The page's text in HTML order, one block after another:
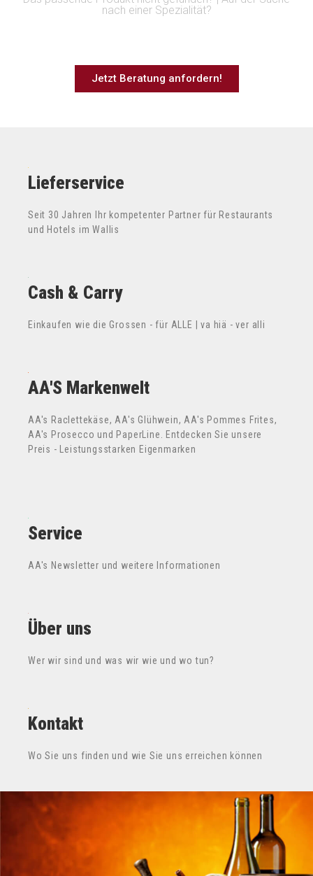
nach einer Spezialität?
Jetzt Beratung anfordern!
Lieferservice
Seit 30 Jahren Ihr kompetenter Partner für Restaurants
und Hotels im Wallis
Cash & Carry
Einkaufen wie die Grossen - für ALLE | va hiä - ver alli
AA'S Markenwelt
AA's Raclettekäse, AA's Glühwein, AA's Pommes Frites,
AA's Prosecco und PaperLine. Entdecken Sie unsere
Preis - Leistungsstarken Eigenmarken
Service
AA's Newsletter und weitere Informationen
Über uns
Wer wir sind und was wir wie und wo tun?
Kontakt
Wo Sie uns finden und wie Sie uns erreichen können